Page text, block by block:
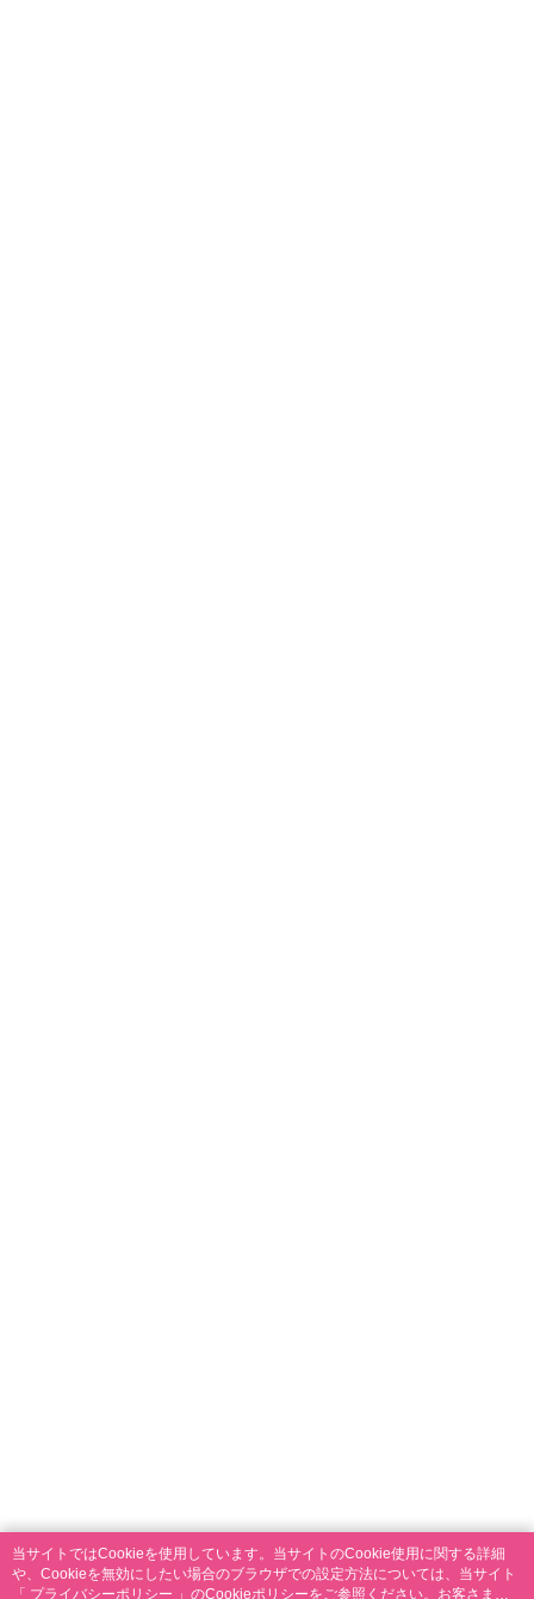
当サイトではCookieを使用しています。当サイトのCookie使用に関する詳細
や、Cookieを無効にしたい場合のブラウザでの設定方法については、当サイト
「 プライバシーポリシー 」のCookieポリシーをご参照ください。お客さま